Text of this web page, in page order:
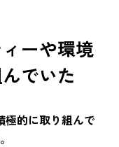
ーや環境
でいた
的に取り組んで